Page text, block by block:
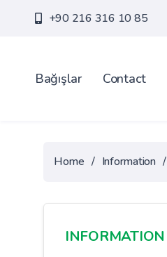
+90 216 316 10 85
Bağışlar Contact
Home / Information /
INFORMATION